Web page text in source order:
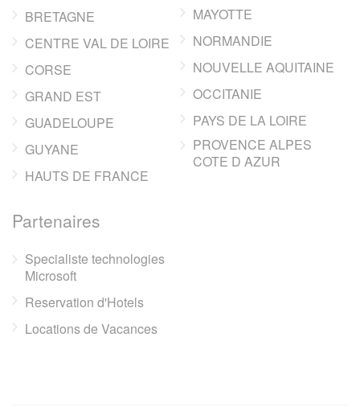
BRETAGNE
CENTRE VAL DE LOIRE
CORSE
GRAND EST
GUADELOUPE
GUYANE
HAUTS DE FRANCE
MAYOTTE
NORMANDIE
NOUVELLE AQUITAINE
OCCITANIE
PAYS DE LA LOIRE
PROVENCE ALPES
COTE D AZUR
Partenaires
Specialiste technologies
Microsoft
Reservation d'Hotels
Locations de Vacances